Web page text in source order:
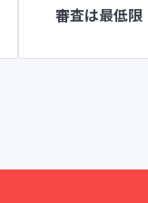
審査は最低限
ニッティメンバーズク